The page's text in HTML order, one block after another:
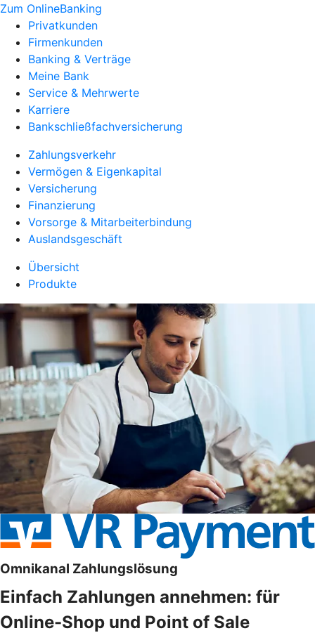
Zum OnlineBanking
Privatkunden
Firmenkunden
Banking & Verträge
Meine Bank
Service & Mehrwerte
Karriere
Bankschließfachversicherung
Zahlungsverkehr
Vermögen & Eigenkapital
Versicherung
Finanzierung
Vorsorge & Mitarbeiterbindung
Auslandsgeschäft
Übersicht
Produkte
Omnikanal Zahlungslösung
Einfach Zahlungen annehmen: für
Online-Shop und Point of Sale